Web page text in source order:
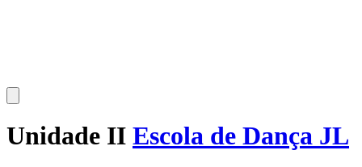
Unidade II Escola de Dança JL